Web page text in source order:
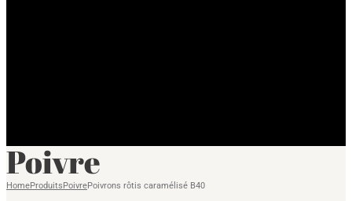
Poivre
HomeProduitsPoivrePoivrons rôtis caramélisé B40